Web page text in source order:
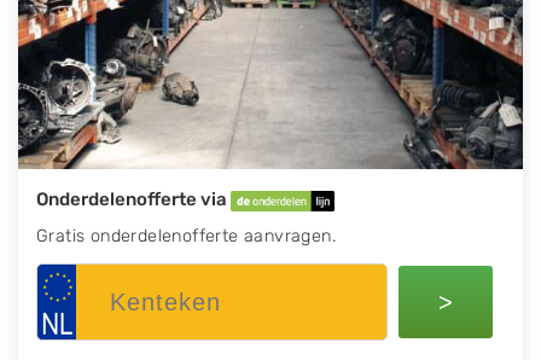
Onderdelenofferte via
Gratis onderdelenofferte aanvragen.
>